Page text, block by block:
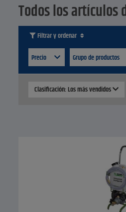
Todos los artículos
Filtrar y ordenar
Precio
Grupo de productos
Clasificación: Los más vendidos